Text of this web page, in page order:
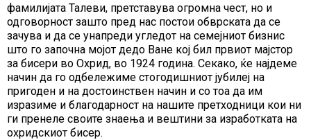
фамилијата Талеви, претставува огромна чест, но и
одговорност зашто пред нас постои обврската да се
зачува и да се унапреди угледот на семејниот бизнис
што го започна мојот дедо Ване кој бил првиот мајстор
за бисери во Охрид, во 1924 година. Секако, ќе најдеме
начин да го одбележиме стогодишниот јубилеј на
пригоден и на достоинствен начин и со тоа да им
изразиме и благодарност на нашите претходници кои ни
ги пренеле своите знаења и вештини за изработката на
охридскиот бисер.